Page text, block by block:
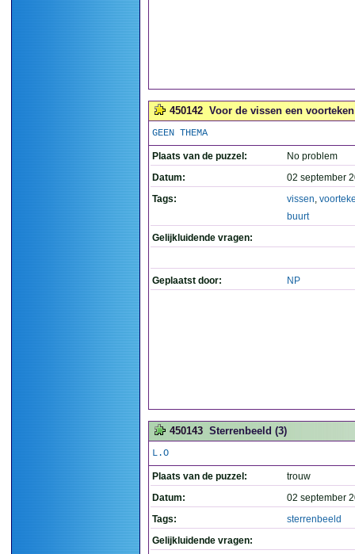
450142 Voor de vissen een
GEEN THEMA
Plaats van de puzzel:
No problem
Datum:
02 september
Tags:
vissen,
buurt
Gelijkluidende vragen:
Geplaatst door: NP
450143 Sterrenbeeld (3)
L.O
Plaats van de puzzel:
trouw
Datum:
02 september
Tags:
sterrenbeeld
Gelijkluidende vragen: